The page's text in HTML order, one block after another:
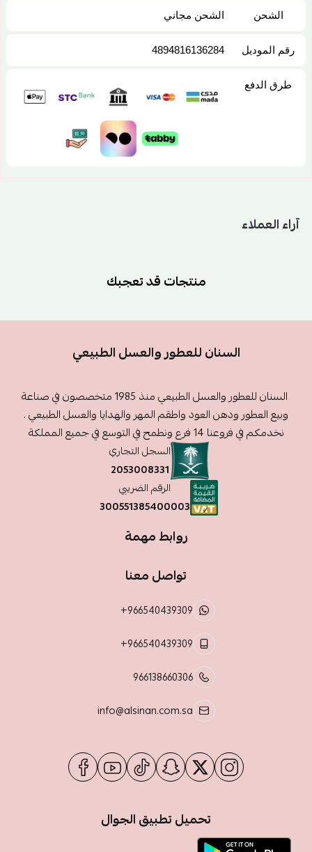
الشحن الشحن مجاني
رقم الموديل 4894816136284
طرق الدفع
آراء العملاء
منتجات قد تعجبك
السنان للعطور والعسل الطبيعي
السنان للعطور والعسل الطبيعي منذ 1985 متخصصون في صناعة
وبيع العطور ودهن العود واطقم المهر والهدايا والعسل الطبيعي .
نخدمكم في فروعنا 14 فرع ونطمح في التوسع في جميع المملكة
السجل التجاري
2053008331
الرقم الضريبي
300551385400003
روابط مهمة
تواصل معنا
+966540439309
+966540439309
966138660306
info@alsinan.com.sa
تحميل تطبيق الجوال